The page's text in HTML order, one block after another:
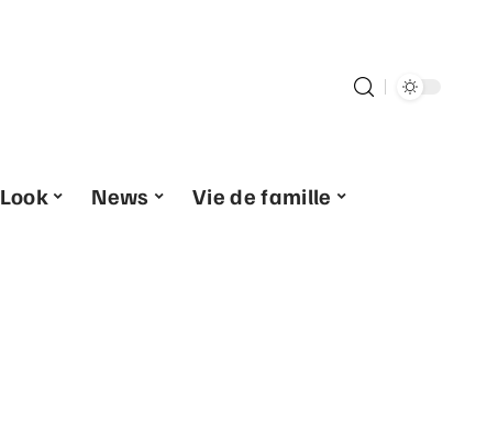
Look News
Vie de famille